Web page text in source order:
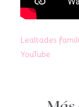
Lealtades
YouTube